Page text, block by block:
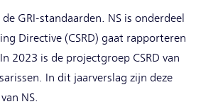
GRI-standaarden. NS is onderdeel
Directive (CSRD) gaat rapporteren
2023 is de projectgroep CSRD van
In dit jaarverslag zijn deze
NS.